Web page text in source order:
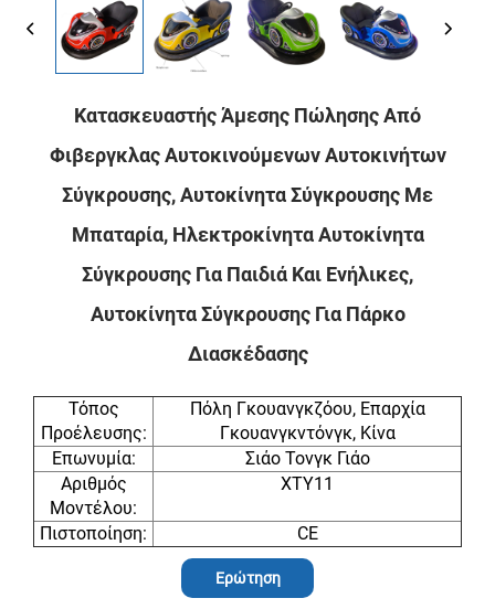
Κατασκευαστής Άμεσης Πώλησης Από
Φιβεργκλας Αυτοκινούμενων Αυτοκινήτων
Σύγκρουσης, Αυτοκίνητα Σύγκρουσης Με
Μπαταρία, Ηλεκτροκίνητα Αυτοκίνητα
Σύγκρουσης Για Παιδιά Και Ενήλικες,
Αυτοκίνητα Σύγκρουσης Για Πάρκο
Διασκέδασης
Τόπος
Προέλευσης:
Πόλη Γκουανγκζόου, Επαρχία
Γκουανγκντόνγκ, Κίνα
Επωνυμία:
Σιάο Τονγκ Γιάο
Αριθμός
Μοντέλου:
XTY11
Πιστοποίηση: CE
Ερώτηση